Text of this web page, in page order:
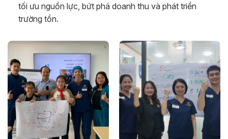
tối ưu nguồn lực, bứt phá doanh thu và phát triển
trường tồn.